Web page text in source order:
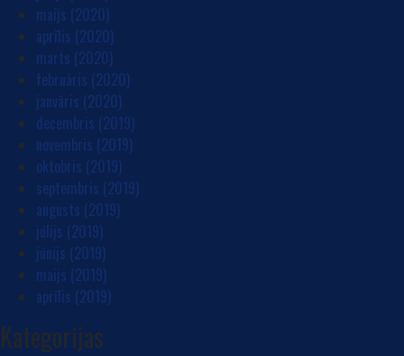
maijs (2020)
aprīlis (2020)
marts (2020)
februāris (2020)
janvāris (2020)
decembris (2019)
novembris (2019)
oktobris (2019)
septembris (2019)
augusts (2019)
jūlijs (2019)
jūnijs (2019)
maijs (2019)
aprīlis (2019)
Kategorijas